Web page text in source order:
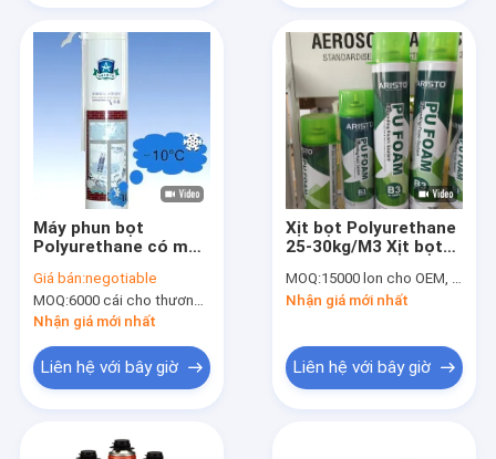
Máy phun bọt
Polyurethane có mật
rơm / súng phun
Giá bán:negotiable
MOQ:6000 cái cho thương hiệu Aristo, 15000 cái cho thương hiệu của khách hàng
Nhận giá mới nhất
Liên hệ với bây giờ
Xịt bọt Polyurethane
25-30kg/M3 Xịt bọt
công nghiệp
MOQ:15000 lon cho OEM, 6000 lon cho thương hiệu Aristo
Nhận giá mới nhất
Liên hệ với bây giờ